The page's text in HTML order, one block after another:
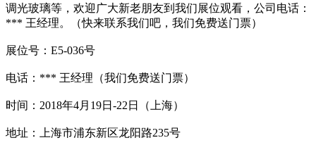
调光玻璃等，欢迎广大新老朋友到我们展位观看，公司电话：
*** 王经理。（快来联系我们吧，我们免费送门票）
展位号：E5-036号
电话：*** 王经理（我们免费送门票）
时间：2018年4月19日-22日（上海）
地址：上海市浦东新区龙阳路235号